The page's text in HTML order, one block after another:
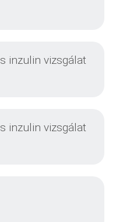
inzulin vizsgálat
inzulin vizsgálat